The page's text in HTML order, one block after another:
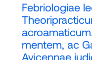
Febriologiae
mentem, ac
Avicennae